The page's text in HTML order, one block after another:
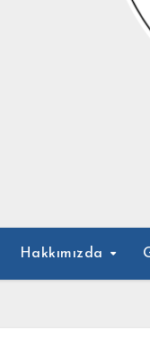
Hakkımızda